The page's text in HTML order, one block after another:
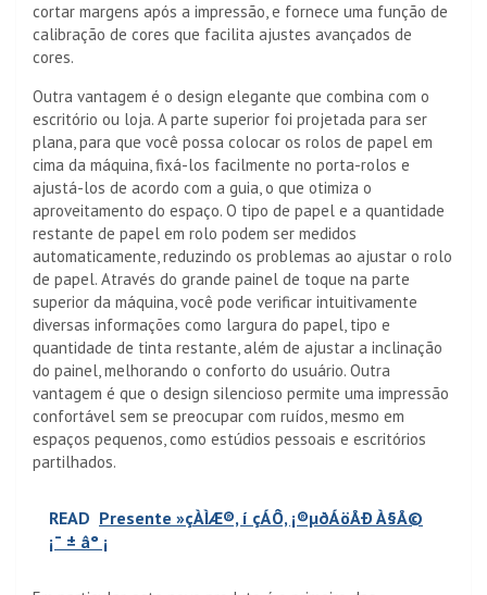
cortar margens após a impressão, e fornece uma função de
calibração de cores que facilita ajustes avançados de
cores.
Outra vantagem é o design elegante que combina com o
escritório ou loja. A parte superior foi projetada para ser
plana, para que você possa colocar os rolos de papel em
cima da máquina, fixá-los facilmente no porta-rolos e
ajustá-los de acordo com a guia, o que otimiza o
aproveitamento do espaço. O tipo de papel e a quantidade
restante de papel em rolo podem ser medidos
automaticamente, reduzindo os problemas ao ajustar o rolo
de papel. Através do grande painel de toque na parte
superior da máquina, você pode verificar intuitivamente
diversas informações como largura do papel, tipo e
quantidade de tinta restante, além de ajustar a inclinação
do painel, melhorando o conforto do usuário. Outra
vantagem é que o design silencioso permite uma impressão
confortável sem se preocupar com ruídos, mesmo em
espaços pequenos, como estúdios pessoais e escritórios
partilhados.
READ Presente »çÀÌÆ®, í çÁÔ, ¡®µðÁöÅÐ À§Å©
¡¯ ± â° ¡